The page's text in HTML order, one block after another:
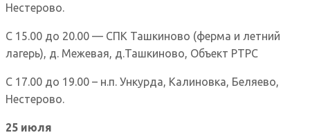
Нестерово.
С 15.00 до 20.00 — СПК Ташкиново (ферма и летний
лагерь), д. Межевая, д.Ташкиново, Объект РТРС
С 17.00 до 19.00 – н.п. Ункурда, Калиновка, Беляево,
Нестерово.
25 июля